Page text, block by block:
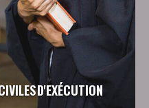
D'EXÉCUTION